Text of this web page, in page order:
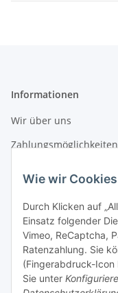
Wie wir
Durch Klicken auf
Einsatz folgender
Vimeo, ReCaptcha,
Ratenzahlung. Sie
(Fingerabdruck-Icon
Sie unter
Informationen
Wir über uns
Zahlungsmöglichkeiten
Gesetzliche
Datenschutz
AGB
Sitemap